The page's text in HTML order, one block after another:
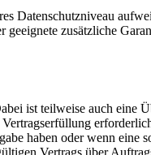
Datenschutzniveau
zusätzliche
ist teilweise auch eine
haben oder wenn eine
Vertrags über